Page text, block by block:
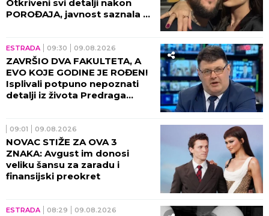
Otkriveni svi detalji nakon
POROĐAJA, javnost saznala u
ESTRADA 09:30 09.08.2026
ZAVRŠIO DVA FAKULTETA, A
EVO KOJE GODINE JE ROĐEN!
Isplivali potpuno nepoznati
detalji iz života Predraga
09:01 09.08.2026
NOVAC STIŽE ZA OVA 3
ZNAKA: Avgust im donosi
veliku šansu za zaradu i
finansijski preokret
ESTRADA 08:29 09.08.2026